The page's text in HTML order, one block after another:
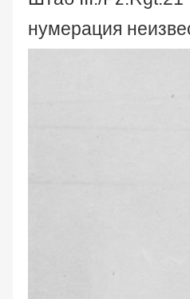
нумерация